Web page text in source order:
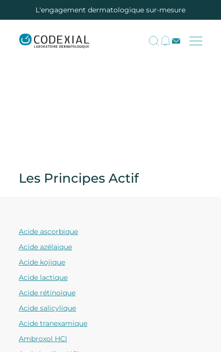
L'engagement dermatologique sur-mesure
Les Principes Actif
Acide ascorbique
Acide azélaique
Acide kojique
Acide lactique
Acide rétinoïque
Acide salicylique
Acide tranexamique
Ambroxol HCl